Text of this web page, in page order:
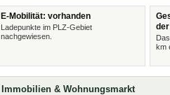
E-Mobilität: vorhanden
Ladepunkte im PLZ-Gebiet
nachgewiesen.
km
Immobilien & Wohnungsmarkt